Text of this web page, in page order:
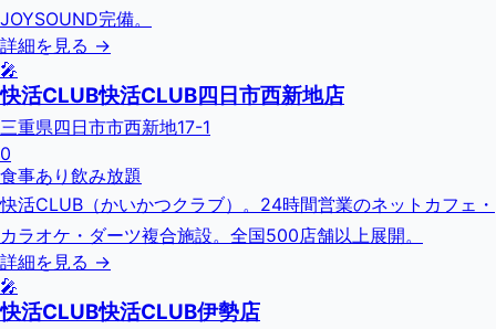
JOYSOUND完備。
詳細を見る →
🎤
快活CLUB快活CLUB四日市西新地店
三重県四日市市西新地17-1
0
食事あり 飲み放題
快活CLUB（かいかつクラブ）。24時間営業のネットカフェ・
カラオケ・ダーツ複合施設。全国500店舗以上展開。
詳細を見る →
🎤
快活CLUB快活CLUB伊勢店